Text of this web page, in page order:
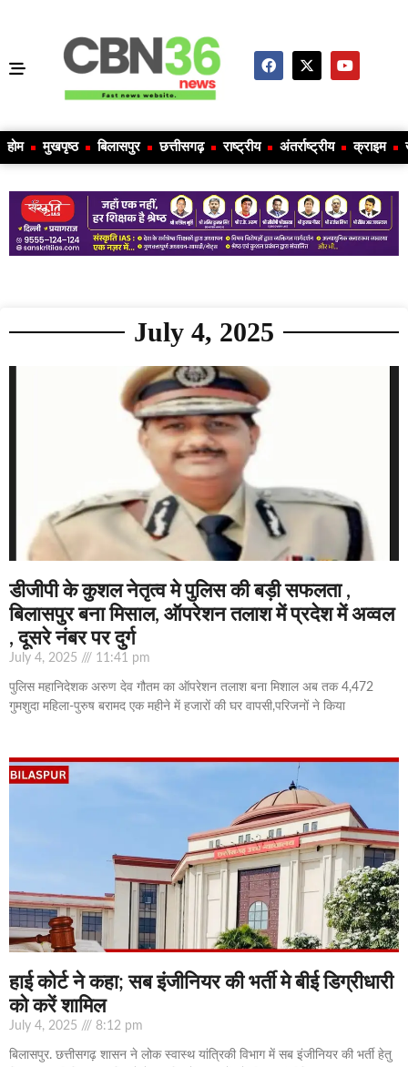
होम मुखपृष्ठ बिलासपुर छत्तीसगढ़ राष्ट्रीय अंतर्राष्ट्रीय क्राइम
July 4, 2025
डीजीपी के कुशल नेतृत्व मे पुलिस की बड़ी सफलता ,
बिलासपुर बना मिसाल, ऑपरेशन तलाश में प्रदेश में अव्वल
, दूसरे नंबर पर दुर्ग
July 4, 2025 11:41 pm
पुलिस महानिदेशक अरुण देव गौतम का ऑपरेशन तलाश बना मिशाल अब तक 4,472
गुमशुदा महिला-पुरुष बरामद एक महीने में हजारों की घर वापसी,परिजनों ने किया
हाई कोर्ट ने कहा; सब इंजीनियर की भर्ती मे बीई डिग्रीधारी
को करें शामिल
July 4, 2025 8:12 pm
बिलासपुर. छत्तीसगढ़ शासन ने लोक स्वास्थ यांत्रिकी विभाग में सब इंजीनियर की भर्ती हेतु